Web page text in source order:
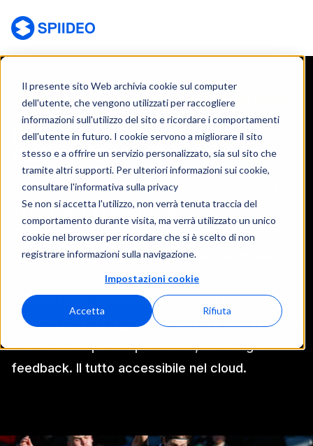
Il presente sito Web archivia cookie sul computer
dell'utente, che vengono utilizzati per raccogliere
informazioni sull'utilizzo del sito e ricordare i comportamenti
dell'utente in futuro. I cookie servono a migliorare il sito
stesso e a offrire un servizio personalizzato, sia sul sito che
tramite altri supporti. Per ulteriori informazioni sui cookie,
consultare l'informativa sulla privacy
Se non si accetta l'utilizzo, non verrà tenuta traccia del
comportamento durante visita, ma verrà utilizzato un unico
cookie nel browser per ricordare che si è scelto di non
registrare informazioni sulla navigazione.
Impostazioni cookie
Accetta Rifiuta
Condividere, trasmettere e analizzare video
IN UNA LEGA O
FEDERAZIONE
Un'unica soluzione video automatizzata per la
trasmissione e l'analisi video.
Registrare, visualizzare e condividere le partite
in diretta, tra più squadre, un'intera lega senza
Spiideo League Exchange fornisce un archivio
condiviso per le leghe e le squadre con accesso
in diretta alle partite per analisi, scouting e
feedback. Il tutto accessibile nel cloud.